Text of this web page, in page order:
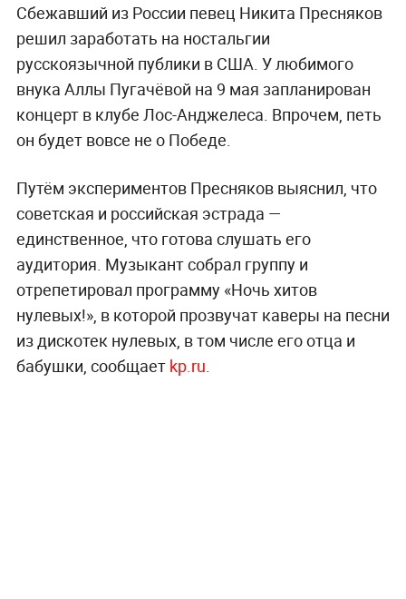
Сбежавший из России певец Никита Пресняков
решил заработать на ностальгии
русскоязычной публики в США. У любимого
внука Аллы Пугачёвой на 9 мая запланирован
концерт в клубе Лос-Анджелеса. Впрочем, петь
он будет вовсе не о Победе.
Путём экспериментов Пресняков выяснил, что
советская и российская эстрада —
единственное, что готова слушать его
аудитория. Музыкант собрал группу и
отрепетировал программу «Ночь хитов
нулевых!», в которой прозвучат каверы на песни
из дискотек нулевых, в том числе его отца и
бабушки, сообщает kp.ru.